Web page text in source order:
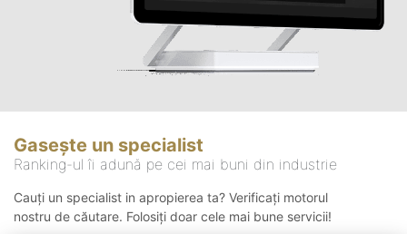
Gasește un specialist
Ranking-ul îi adună pe cei mai buni din industrie
Cauți un specialist in apropierea ta? Verificați motorul
nostru de căutare. Folosiți doar cele mai bune servicii!